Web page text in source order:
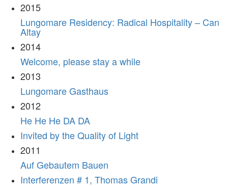
2015
Lungomare Residency: Radical Hospitality – Can
Altay
2014
Welcome, please stay a while
2013
Lungomare Gasthaus
2012
He He He DA DA
Invited by the Quality of Light
2011
Auf Gebautem Bauen
Interferenzen # 1, Thomas Grandi